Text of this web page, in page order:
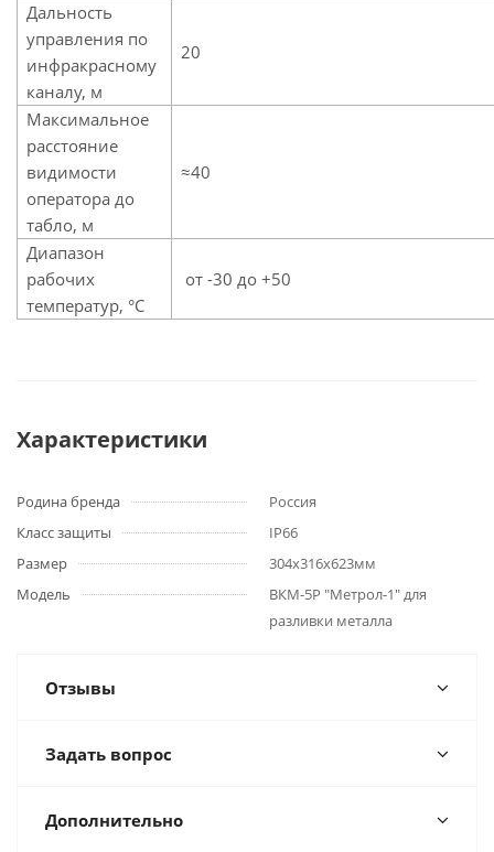
Дальность
управления по
инфракрасному
каналу, м
20
Максимальное
расстояние
видимости
оператора до
табло, м
≈40
Диапазон
рабочих
температур, °C
от -30 до +50
Характеристики
Родина бренда
Россия
Класс защиты
IP66
Размер
304х316х623мм
Модель
ВКМ-5Р "Метрол-1" для
разливки металла
Отзывы
Задать вопрос
Дополнительно